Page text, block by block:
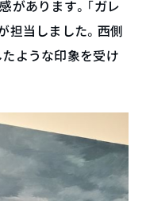
があります。「ガレ
担当しました。西側
ような印象を受け